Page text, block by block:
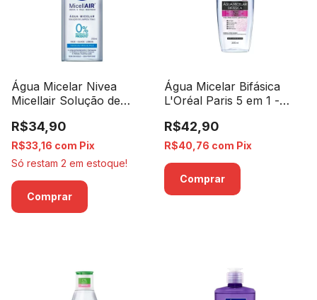
Água Micelar Nivea
Micellair Solução de
R$34,90
R$33,16 com Pix
Só restam 2 em estoque!
Água Micelar Bifásica
L'Oréal Paris 5 em 1 -
R$42,90
R$40,76 com Pix